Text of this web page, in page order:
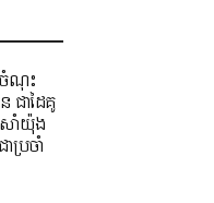
ចំណុះ
ាដៃគូ
សាំយ៉ុង
ប្រចាំ